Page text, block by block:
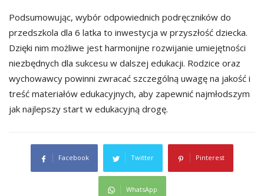
Podsumowując, wybór odpowiednich podręczników do
przedszkola dla 6 latka to inwestycja w przyszłość dziecka.
Dzięki nim możliwe jest harmonijne rozwijanie umiejętności
niezbędnych dla sukcesu w dalszej edukacji. Rodzice oraz
wychowawcy powinni zwracać szczególną uwagę na jakość i
treść materiałów edukacyjnych, aby zapewnić najmłodszym
jak najlepszy start w edukacyjną drogę.
Facebook Twitter Pinterest
WhatsApp